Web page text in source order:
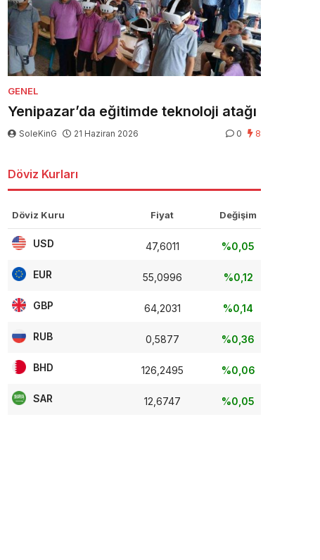
GENEL
Yenipazar’da eğitimde teknoloji atağı
SoleKinG 21 Haziran 2026 0 8
Döviz Kurları
Döviz Kuru Fiyat Değişim
USD 47,6011 %0,05
EUR 55,0996 %0,12
GBP 64,2031 %0,14
RUB 0,5877 %0,36
BHD 126,2495 %0,06
SAR 12,6747 %0,05